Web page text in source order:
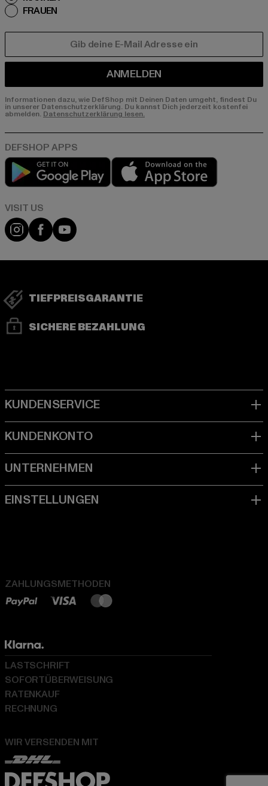
FRAUEN
ANMELDEN
Informationen dazu, wie DefShop mit Deinen Daten umgeht, findest Du
in unserer Datenschutzerklärung. Du kannst Dich jederzeit kostenfei
abmelden. Datenschutzerklärung lesen.
Play market
Visit our Instagram page:
Visit our Facebook page:
Visit our YouTube channel:
TIEFPREISGARANTIE
SICHERE BEZAHLUNG
ZAHLUNGSMETHODEN
WIR VERSENDEN MIT
LASTSCHRIFT
SOFORTÜBERWEISUNG
RATENKAUF
RECHNUNG